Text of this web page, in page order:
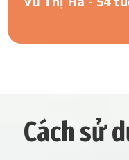
Cách sử